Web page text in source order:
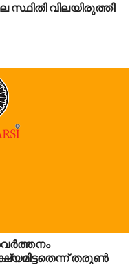
വിലയിരുത്തി
തരുണ്‍